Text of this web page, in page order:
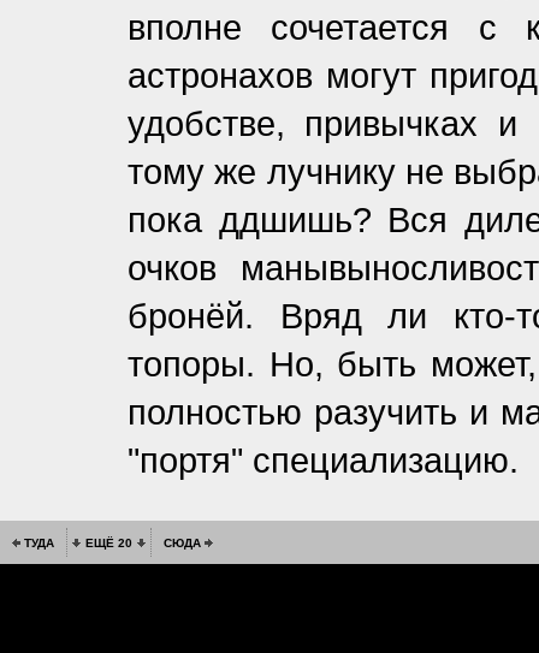
вполне сочетается с
астронахов могут
удобстве, привычках и
тому же лучнику не
пока ддшишь? Вся
очков
бронёй. Вряд ли кто-
топоры. Но, быть
полностью разучить и
"портя" специализацию.
ТУДА ЕЩЁ 20 СЮДА